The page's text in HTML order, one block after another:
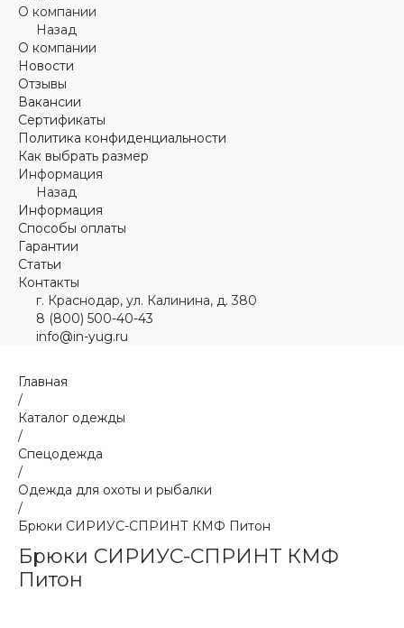
О компании
Назад
О компании
Новости
Отзывы
Вакансии
Сертификаты
Политика конфиденциальности
Как выбрать размер
Информация
Назад
Информация
Способы оплаты
Гарантии
Статьи
Контакты
г. Краснодар, ул. Калинина, д. 380
8 (800) 500-40-43
info@in-yug.ru
Главная
/
Каталог одежды
/
Спецодежда
/
Одежда для охоты и рыбалки
/
Брюки СИРИУС-СПРИНТ КМФ Питон
Брюки СИРИУС-СПРИНТ КМФ
Питон